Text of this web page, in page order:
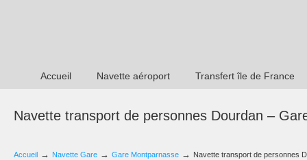
Accueil Navette aéroport Transfert île de France
Navette transport de personnes Dourdan –
Accueil → Navette Gare → Gare Montparnasse → Navette transport de personnes